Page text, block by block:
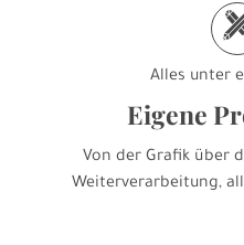
Alles unter
Eigene
Von der Grafik über
Weiterverarbeitung,